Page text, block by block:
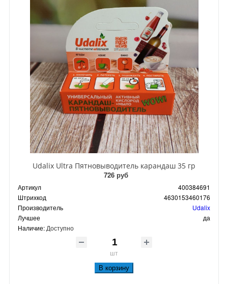
Udalix Ultra Пятновыводитель карандаш 35 гр
726 руб
Артикул
400384691
Штрихкод
4630153460176
Производитель
Udalix
Лучшее
да
Наличие: Доступно
шт
В корзину